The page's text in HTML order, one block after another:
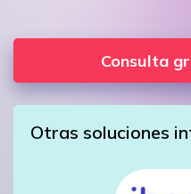
Consulta
Otras soluciones